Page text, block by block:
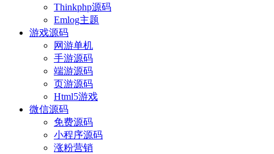
Thinkphp源码
Emlog主题
游戏源码
网游单机
手游源码
端游源码
页游源码
Html5游戏
微信源码
免费源码
小程序源码
涨粉营销